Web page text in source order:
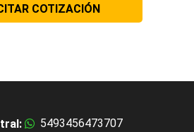
COTIZACIÓN
5493456473707